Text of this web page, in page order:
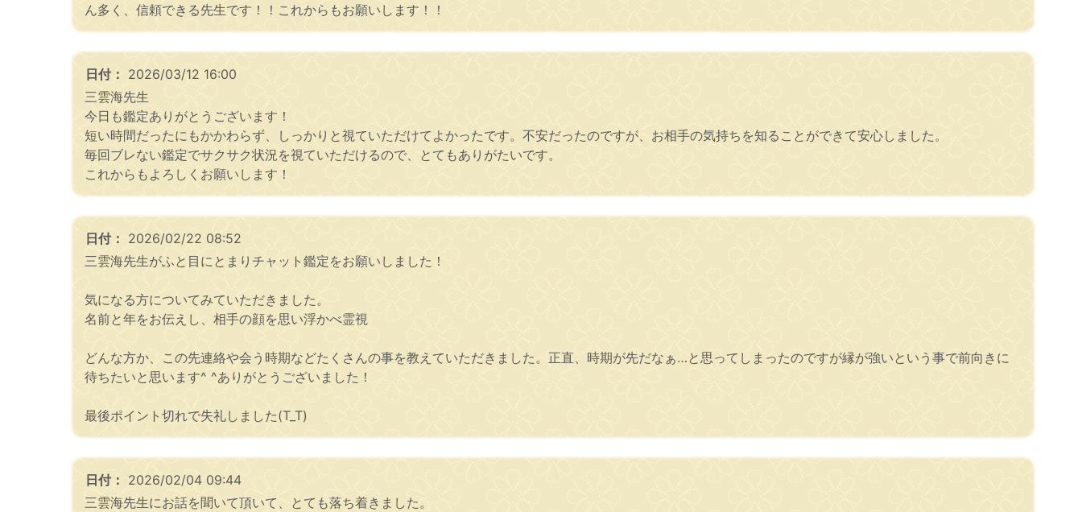
ん多く、信頼できる先生です！！これからもお願いします！！
日付： 2026/03/12 16:00
三雲海先生
今日も鑑定ありがとうございます！
短い時間だったにもかかわらず、しっかりと視ていただけてよかったです。不安だったのですが、お相手の気持ちを知ることができて安心しました。
毎回ブレない鑑定でサクサク状況を視ていただけるので、とてもありがたいです。
これからもよろしくお願いします！
日付： 2026/02/22 08:52
三雲海先生がふと目にとまりチャット鑑定をお願いしました！
気になる方についてみていただきました。
名前と年をお伝えし、相手の顔を思い浮かべ霊視
どんな方か、この先連絡や会う時期などたくさんの事を教えていただきました。正直、時期が先だなぁ…と思ってしまったのですが縁が強いという事で前向きに
待ちたいと思います^ ^ありがとうございました！
最後ポイント切れで失礼しました(T_T)
日付： 2026/02/04 09:44
三雲海先生にお話を聞いて頂いて、とても落ち着きました。